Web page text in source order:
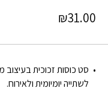
₪31.00
סט כוסות זכוכית
לשתייה יומיומית ולאירוח.